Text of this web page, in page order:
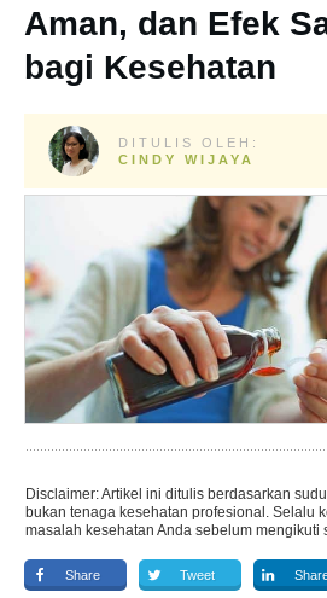
Aman, dan Efek
bagi Kesehatan
DITULIS OLEH:
CINDY WIJAYA
Disclaimer: Artikel ini ditulis berdasarkan
bukan tenaga kesehatan profesional. Selalu
masalah kesehatan Anda sebelum mengikuti
Share Tweet